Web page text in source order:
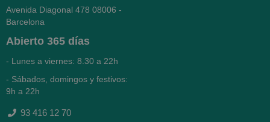
Avenida Diagonal 478 08006 -
Barcelona
Abierto 365 días
- Lunes a viernes: 8.30 a 22h
- Sábados, domingos y festivos:
9h a 22h
93 416 12 70